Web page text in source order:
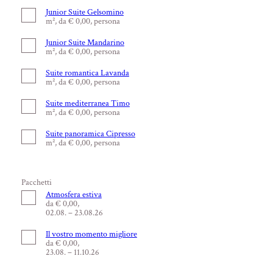
Junior Suite Gelsomino
m², da € 0,00, persona
Junior Suite Mandarino
m², da € 0,00, persona
Suite romantica Lavanda
m², da € 0,00, persona
Suite mediterranea Timo
m², da € 0,00, persona
Suite panoramica Cipresso
m², da € 0,00, persona
Pacchetti
Atmosfera estiva
da € 0,00,
02.08. – 23.08.26
Il vostro momento migliore
da € 0,00,
23.08. – 11.10.26